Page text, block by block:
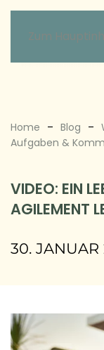
Zum
Home Blog
Aufgaben &
VIDEO: EIN
AGILEMENT
30. JANUAR